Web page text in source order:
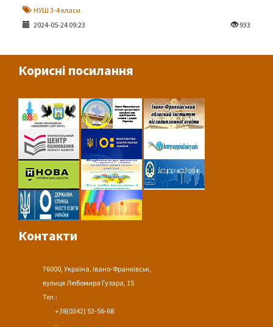
НУШ 3-4 класи
2024-05-24 09:23
933
Корисні посилання
Контакти
76000, Україна, Івано-Франківськ,
вулиця Любомира Гузара, 15
Тел.:
+38(0342) 53-56-68
-